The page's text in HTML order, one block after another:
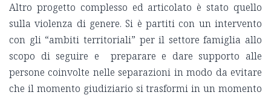
Altro progetto complesso ed articolato è stato quello
sulla violenza di genere. Si è partiti con un intervento
con gli “ambiti territoriali” per il settore famiglia allo
scopo di seguire e preparare e dare supporto alle
persone coinvolte nelle separazioni in modo da evitare
che il momento giudiziario si trasformi in un momento